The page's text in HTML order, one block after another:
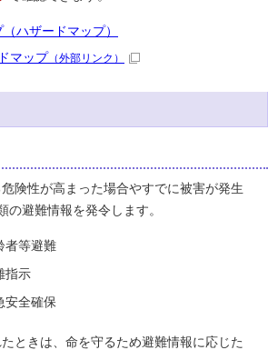
ハザードマップ）
マップ （外部リンク）
険性が高まった場合やすでに被害が発生
の避難情報を発令します。
等避難
指示
安全確保
ときは、命を守るため避難情報に応じた